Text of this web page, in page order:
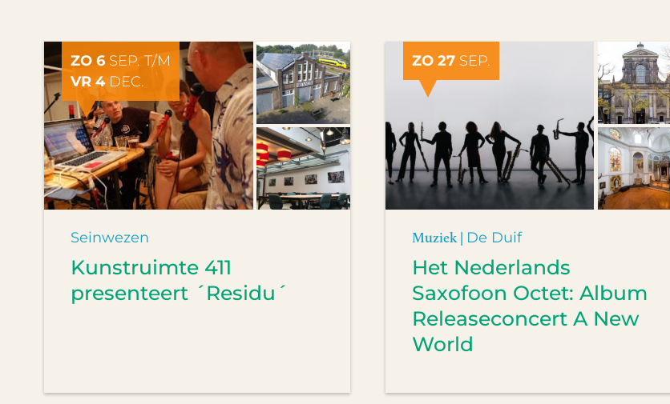
ZO 6 SEP. T/M
VR 4DEC.
Seinwezen
Kunstruimte 411
presenteert ´Residu´
ZO 27SEP.
Muziek | De Duif
Het Nederlands
Saxofoon Octet: Album
Releaseconcert A New
World